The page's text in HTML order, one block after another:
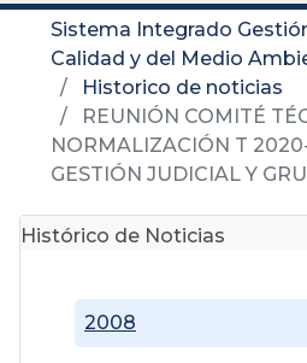
Sistema Integrado
Calidad y del Medio
Historico de noticias
REUNIÓN COMITÉ
NORMALIZACIÓN T
GESTIÓN JUDICIAL Y
Histórico de Noticias
2008